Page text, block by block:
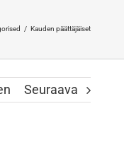
/ Kauden päättäjäiset
Seuraava